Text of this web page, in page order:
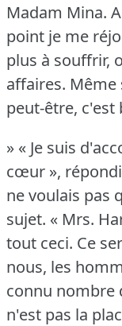
Madam Mina.
point je me
plus à souffrir,
affaires. Même
peut-être, c'est
» « Je suis
cœur »,
ne voulais pas
sujet. « Mrs.
tout ceci. Ce
nous, les
connu nombre
n'est pas la